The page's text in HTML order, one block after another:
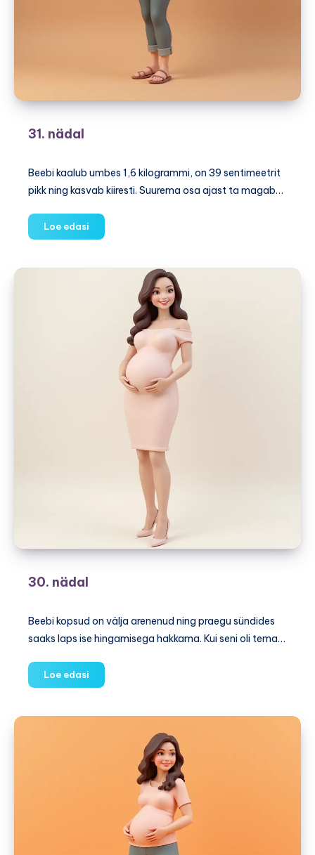
31. nädal
Beebi kaalub umbes 1,6 kilogrammi, on 39 sentimeetrit
pikk ning kasvab kiiresti. Suurema osa ajast ta magab…
Loe edasi
nädal
30. nädal
Beebi kopsud on välja arenenud ning praegu sündides
saaks laps ise hingamisega hakkama. Kui seni oli tema…
Loe edasi
nädal